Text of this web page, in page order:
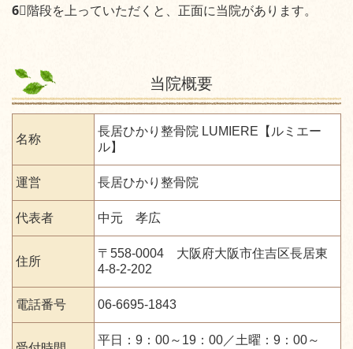
6⃣ 階段を上っていただくと、正面に当院があります。
当院概要
名称
長居ひかり整骨院 LUMIERE【ルミエー
ル】
運営 長居ひかり整骨院
代表者 中元 孝広
住所
〒558-0004 大阪府大阪市住吉区長居東
4-8-2-202
電話番号 06-6695-1843
平日：9：00～19：00／土曜：9：00～